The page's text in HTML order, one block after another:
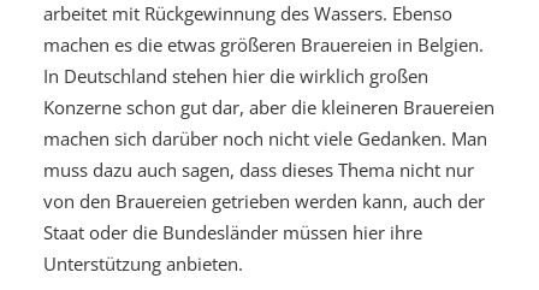
arbeitet mit Rückgewinnung des Wassers. Ebenso
machen es die etwas größeren Brauereien in Belgien.
In Deutschland stehen hier die wirklich großen
Konzerne schon gut dar, aber die kleineren Brauereien
machen sich darüber noch nicht viele Gedanken. Man
muss dazu auch sagen, dass dieses Thema nicht nur
von den Brauereien getrieben werden kann, auch der
Staat oder die Bundesländer müssen hier ihre
Unterstützung anbieten.